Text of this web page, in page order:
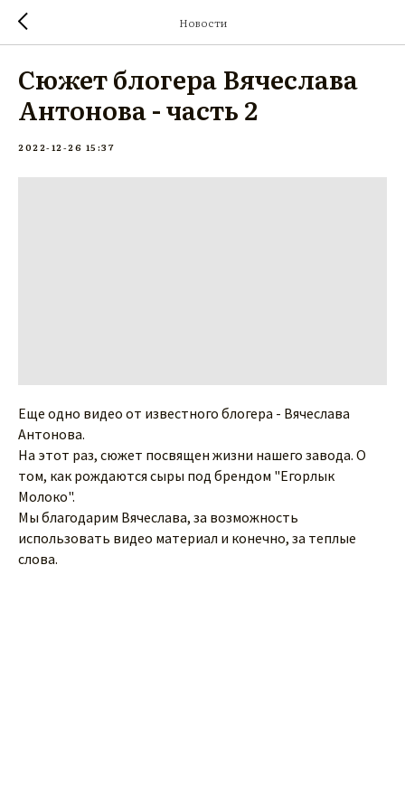
Новости
Сюжет блогера Вячеслава
Антонова - часть 2
2022-12-26 15:37
Еще одно видео от известного блогера - Вячеслава
Антонова.
На этот раз, сюжет посвящен жизни нашего завода. О
том, как рождаются сыры под брендом "Егорлык
Молоко".
Мы благодарим Вячеслава, за возможность
использовать видео материал и конечно, за теплые
слова.